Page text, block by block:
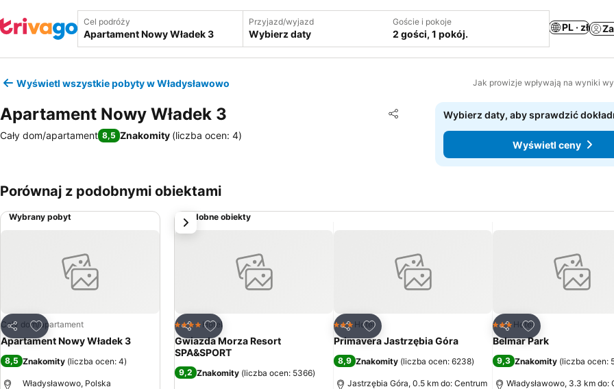
Cel podróży Przyjazd/wyjazd
Wybierz daty
Goście i pokoje
2 gości, 1 pokój.
PL · zł
Wyświetl wszystkie pobyty w Władysławowo Jak prowizje wpływają na wyniki
Apartament Nowy Władek 3 Udostępnij
Dodaj do ulubionych
Cały dom/apartament 8,5 Znakomity (liczba ocen: 4)
Wybierz daty, aby sprawdzić
Wyświetl ceny
Porównaj z podobnymi obiektami
Wybrany pobyt
Udostępnij
Dodaj do ulubionych
Cały dom/apartament
Apartament Nowy Władek 3
8,5 Znakomity (liczba ocen: 4)
Władysławowo, Polska
Podobne obiekty
Udostępnij
Dodaj do ulubionych
4 Kategoria
Hotel
Gwiazda Morza Resort
SPA&SPORT
9,2 Znakomity (liczba ocen: 5366)
Udostępnij
Dodaj do ulubionych
3 Kategoria
Hotel
Primavera Jastrzębia Góra
8,9 Znakomity (liczba ocen: 6238)
Jastrzębia Góra, 0.5 km do: Centrum
Udostępnij
Dodaj do
3 Kategoria
Hotel
Belmar Park
9,3 Znakomity (liczba ocen:
Władysławowo, 3.3 km do:
Następny